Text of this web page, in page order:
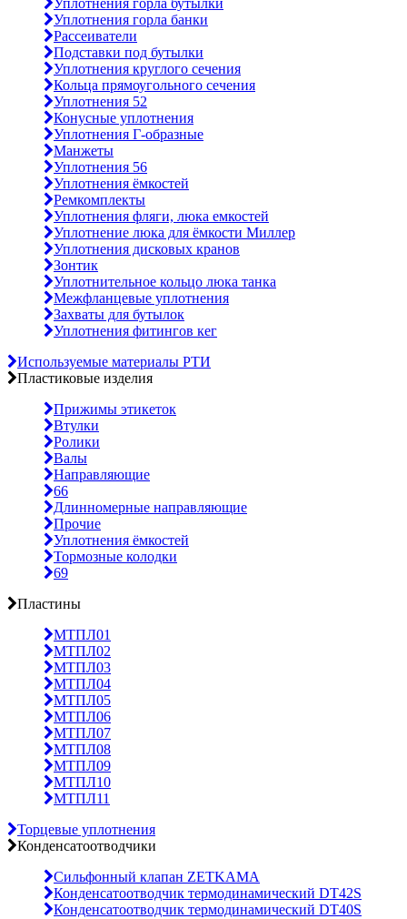
Уплотнения горла бутылки
Уплотнения горла банки
Рассеиватели
Подставки под бутылки
Уплотнения круглого сечения
Кольца прямоугольного сечения
Уплотнения 52
Конусные уплотнения
Уплотнения Г-образные
Манжеты
Уплотнения 56
Уплотнения ёмкостей
Ремкомплекты
Уплотнения фляги, люка емкостей
Уплотнение люка для ёмкости Миллер
Уплотнения дисковых кранов
Зонтик
Уплотнительное кольцо люка танка
Межфланцевые уплотнения
Захваты для бутылок
Уплотнения фитингов кег
Используемые материалы РТИ
Пластиковые изделия
Прижимы этикеток
Втулки
Ролики
Валы
Направляющие
66
Длинномерные направляющие
Прочие
Уплотнения ёмкостей
Тормозные колодки
69
Пластины
МТПЛ01
МТПЛ02
МТПЛ03
МТПЛ04
МТПЛ05
МТПЛ06
МТПЛ07
МТПЛ08
МТПЛ09
МТПЛ10
МТПЛ11
Торцевые уплотнения
Конденсатоотводчики
Сильфонный клапан ZETKAMA
Конденсатоотводчик термодинамический DT42S
Конденсатоотводчик термодинамический DT40S